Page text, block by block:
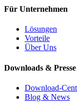
Für Unternehmen
Lösungen
Vorteile
Über Uns
Downloads & Presse
Download-
Blog & News